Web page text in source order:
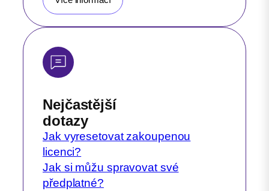
Nejčastější
dotazy
Jak vyresetovat zakoupenou
licenci?
Jak si můžu spravovat své
předplatné?